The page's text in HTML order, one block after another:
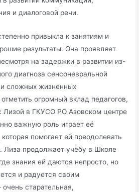
и диалоговой речи.
привыкла к занятиям и
результаты. Она проявляет
на задержки в развитии из-
диагноза сенсоневральной
и сложных жизненных
огромный вклад педагогов,
Лизой в ГКУСО РО Азовском центре
важную роль играет её
помогает ей преодолевать
Лиза продолжает учёбу в Школе
знания ей даются непросто, но
и радуется своим
старательная,